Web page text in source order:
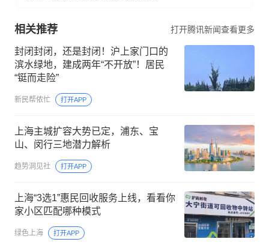
相关推荐 打开腾讯新闻查看更多
封闭封闭，还是封闭！沪上家门口的
滨水绿地，建成两年“不开放”！居民
“铤而走险”
新民帮侬忙 打开APP
上海主城扩容大势已定，浦东、宝
山、闵行三地潜力解析
趋势洞见社 打开APP
上海“3选1”惠民回收服务上线，看看你
家小区匹配哪种模式
绿色上海 打开APP